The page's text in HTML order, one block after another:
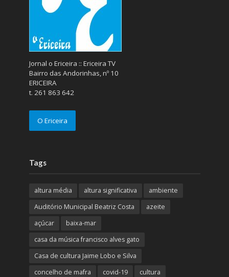
Jornal o Ericeira :: Ericeira TV
Bairro das Andorinhas, nº 10
ERICEIRA
t. 261 863 642
O Ericeira
Tags
altura média altura significativa
ambiente
Auditório Municipal Beatriz Costa
azeite
açúcar
baixa-mar
casa da música francisco alves gato
Casa de cultura Jaime Lobo e Silva
concelho de mafra
covid-19
cultura